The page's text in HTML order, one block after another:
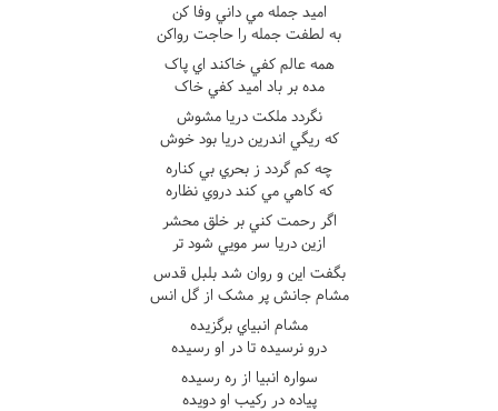
اميد جمله مي داني وفا کن
به لطفت جمله را حاجت رواکن
همه عالم کفي خاکند اي پاک
مده بر باد اميد کفي خاک
نگردد ملکت دريا مشوش
که ريگي اندرين دريا بود خوش
چه کم گردد ز بحري بي کناره
که کاهي مي کند دروي نظاره
اگر رحمت کني بر خلق محشر
ازين دريا سر مويي شود تر
بگفت اين و روان شد بلبل قدس
مشام جانش پر مشک از گل انس
مشام انبياي برگزيده
درو نرسيده تا در او رسيده
سواره انبيا از ره رسيده
پياده در رکيب او دويده